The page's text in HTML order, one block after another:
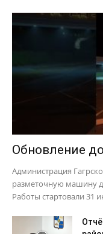
Обновление
Администрация
разметочную машину
Работы стартовали 31